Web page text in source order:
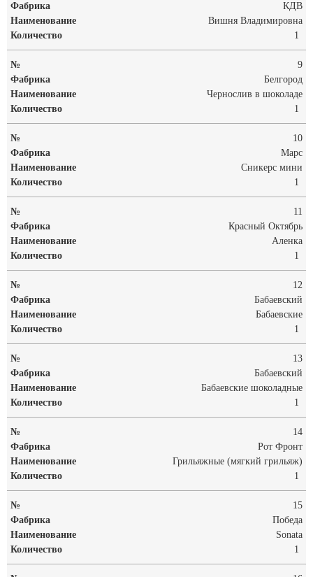
КДВ
Вишня Владимировна
1
9
Белгород
Чернослив в шоколаде
1
10
Марс
Сникерс мини
1
11
Красный Октябрь
Аленка
1
12
Бабаевский
Бабаевские
1
13
Бабаевский
Бабаевские шоколадные
1
14
Рот Фронт
Грильяжные (мягкий грильяж)
1
15
Победа
Sonata
1